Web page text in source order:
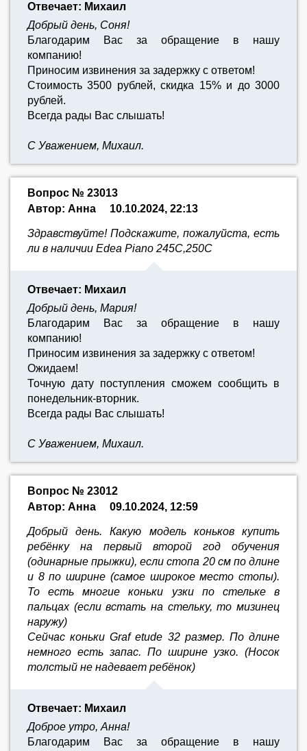
Отвечает: Михаил
Добрый день, Соня!
Благодарим Вас за обращение в нашу
компанию!
Приносим извинения за задержку с ответом!
Стоимость 3500 рублей, скидка 15% и до 3000
рублей.
Всегда рады Вас слышать!
С Уважением, Михаил.
Вопрос № 23013
Автор: Анна
10.10.2024, 22:13
Здравствуйте! Подскажите, пожалуйста, есть
ли в наличии Edea Piano 245С,250С
Отвечает: Михаил
Добрый день, Мария!
Благодарим Вас за обращение в нашу
компанию!
Приносим извинения за задержку с ответом!
Ожидаем!
Точную дату поступления сможем сообщить в
понедельник-вторник.
Всегда рады Вас слышать!
С Уважением, Михаил.
Вопрос № 23012
Автор: Анна
09.10.2024, 12:59
Добрый день. Какую модель коньков купить
ребёнку на первый второй год обучения
(одинарные прыжки), если стопа 20 см по длине
и 8 по ширине (самое широкое место стопы).
То есть многие коньки узки по стельке в
пальцах (если встать на стельку, то мизинец
наружу)
Сейчас коньки Graf etude 32 размер. По длине
немного есть запас. По ширине узко. (Носок
толстый не надевает ребёнок)
Отвечает: Михаил
Доброе утро, Анна!
Благодарим Вас за обращение в нашу